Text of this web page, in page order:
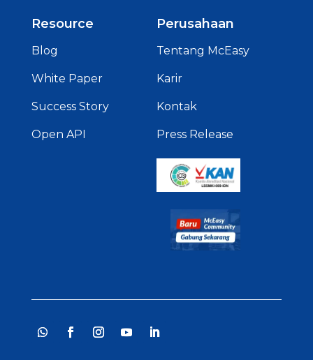
Resource
Blog
White Paper
Success Story
Open API
Perusahaan
Tentang McEasy
Karir
Kontak
Press Release